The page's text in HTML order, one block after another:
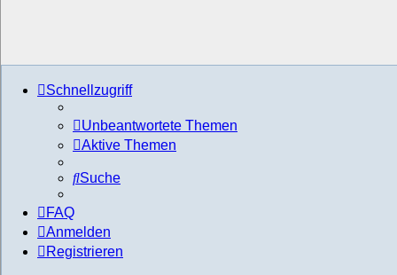
Schnellzugriff
Unbeantwortete Themen
Aktive Themen
Suche
FAQ
Anmelden
Registrieren